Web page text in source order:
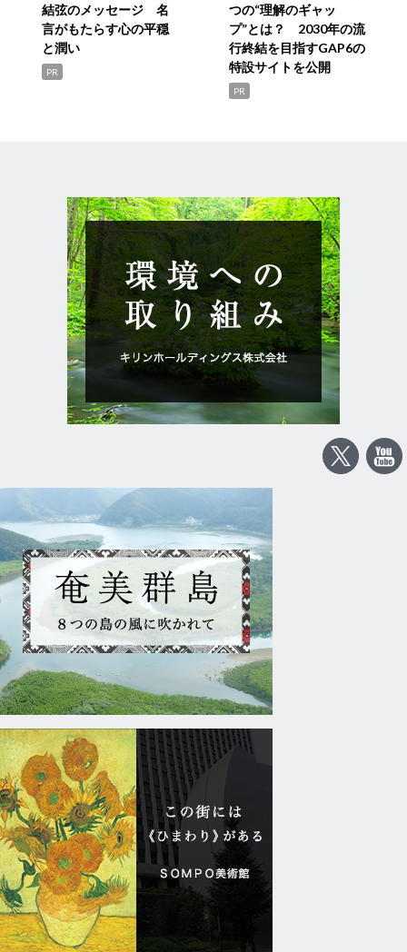
結弦のメッセージ 名
言がもたらす心の平穏
と潤い
PR
つの“理解のギャッ
プ”とは？ 2030年の流
行終結を目指すGAP6の
特設サイトを公開
PR